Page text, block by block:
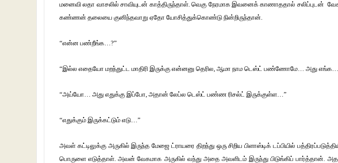
மனைவி லதா வாசலில் சாவியுடன் காத்திருந்தாள். வெகு நேரமாக இவனைக் காணாததால் சலிப்புடன்
கண்ணன் தலையை குனிந்தவாறு ஏதோ யோசித்துக்கொண்டு நின்றிருந்தான்.
“என்ன பண்றீங்க…?”
“இல்ல எதையோ மறந்துட்ட மாதிரி இருக்கு என்னனு தெரில, ஆமா நாம டெஸ்ட் பண்ணோமே… அது
“அய்யோ… அது எதுக்கு இப்போ, அதான் லேப்ல டெஸ்ட் பண்ண ரிசல்ட் இருக்குள்ள…”
“எதுக்கும் இருக்கட்டும் எடு…”
அவள் கட்டிலுக்கு அருகில் இருந்த மேஜை ட்ராயரை திறந்து ஒரு சிறிய பிளாஸ்டிக் டப்பியில்
பொருளை எடுத்தாள். அவன் வேகமாக அருகில் வந்து அதை அவளிடம் இருந்து பிடுங்கிப் பார்த்தான்.